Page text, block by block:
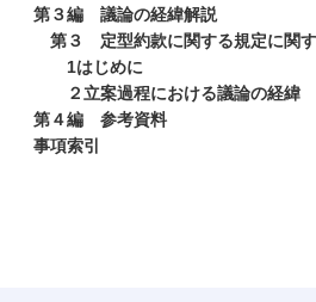
第３編 議論の経緯解説
第３ 定型約款に関する規定に関
1はじめに
２立案過程における議論の経緯
第４編 参考資料
事項索引